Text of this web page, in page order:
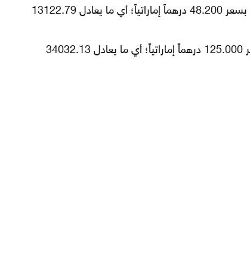
بسعر 48.200 درهماً إماراتياً؛ أي ما يعادل 13122.79
بسعر 125.000 درهماً إماراتياً؛ أي ما يعادل 34032.13